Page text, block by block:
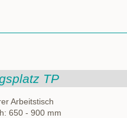
TP
Arbeitstisch
650 - 900 mm